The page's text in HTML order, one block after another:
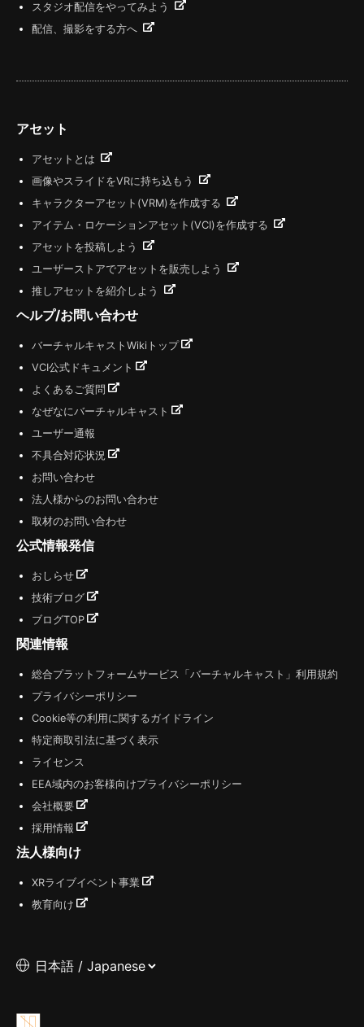
スタジオ配信をやってみよう
配信、撮影をする方へ
アセット
アセットとは
画像やスライドをVRに持ち込もう
キャラクターアセット(VRM)を作成する
アイテム・ロケーションアセット(VCI)を作成する
アセットを投稿しよう
ユーザーストアでアセットを販売しよう
推しアセットを紹介しよう
ヘルプ/お問い合わせ
バーチャルキャストWikiトップ
VCI公式ドキュメント
よくあるご質問
なぜなにバーチャルキャスト
ユーザー通報
不具合対応状況
お問い合わせ
法人様からのお問い合わせ
取材のお問い合わせ
公式情報発信
おしらせ
技術ブログ
ブログTOP
関連情報
総合プラットフォームサービス「バーチャルキャスト」利用規約
プライバシーポリシー
Cookie等の利用に関するガイドライン
特定商取引法に基づく表示
ライセンス
EEA域内のお客様向けプライバシーポリシー
会社概要
採用情報
法人様向け
XRライブイベント事業
教育向け